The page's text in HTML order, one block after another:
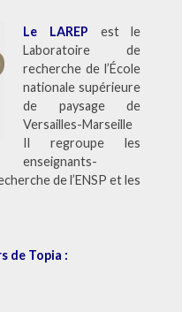
Le LAREP est le
Laboratoire de
recherche de l’École
nationale supérieure
de paysage de
Versailles-Marseille
Il regroupe les
enseignants-
de l’ENSP et les
de Topia :